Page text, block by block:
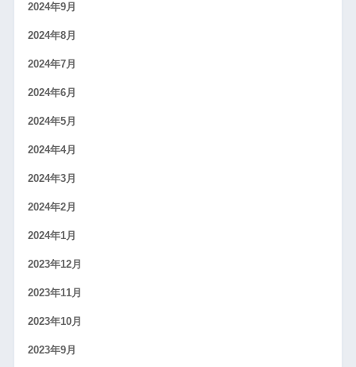
2024年9月
2024年8月
2024年7月
2024年6月
2024年5月
2024年4月
2024年3月
2024年2月
2024年1月
2023年12月
2023年11月
2023年10月
2023年9月